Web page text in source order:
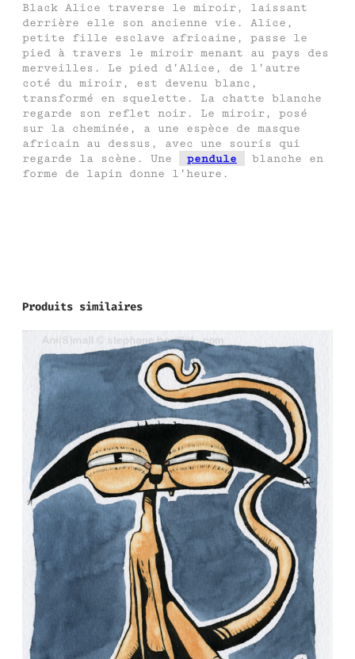
Black Alice traverse le miroir, laissant
derrière elle son ancienne vie. Alice,
petite fille esclave africaine, passe le
pied à travers le miroir menant au pays des
merveilles. Le pied d’Alice, de l’autre
coté du miroir, est devenu blanc,
transformé en squelette. La chatte blanche
regarde son reflet noir. Le miroir, posé
sur la cheminée, a une espèce de masque
africain au dessus, avec une souris qui
regarde la scène. Une
pendule
blanche en
forme de lapin donne l’heure.
Produits similaires